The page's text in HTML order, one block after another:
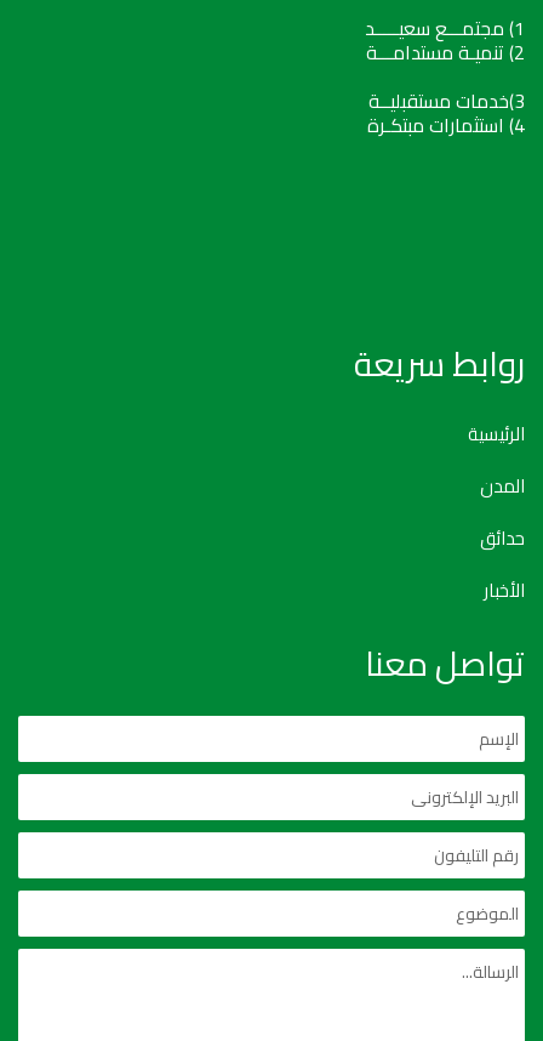
1) مجتمـــع سعيـــــد
2) تنميـة مستدامـــة
3)خدمات مستقبليــة
4) استثمارات مبتكـرة
روابط سريعة
الرئيسية
المدن
حدائق
الأخبار
تواصل معنا